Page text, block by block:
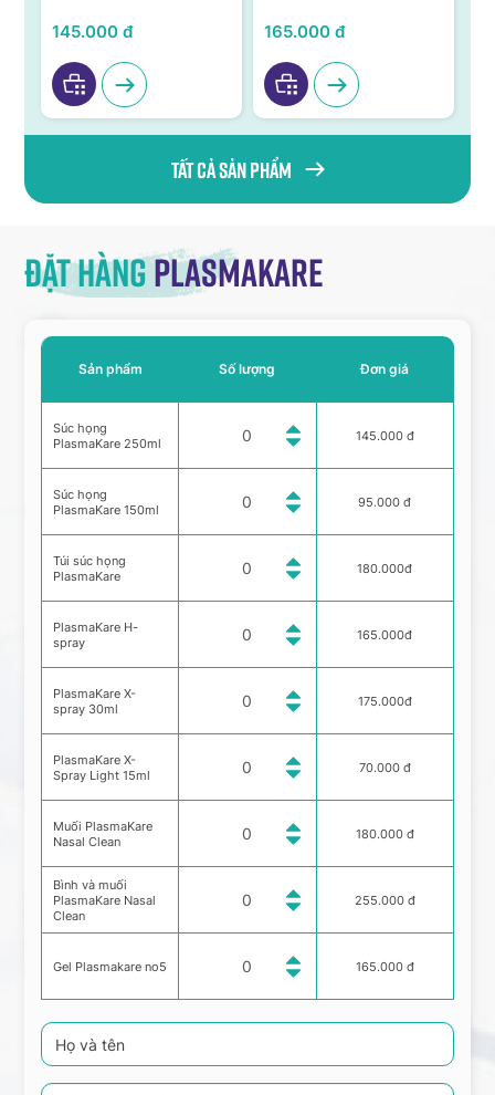
145.000 đ 165.000 đ
Tất cả sản phẩm
Đặt hàngPlasmakare
Sản phẩm
Súc họng
PlasmaKare 250ml
Súc họng
PlasmaKare 150ml
Túi súc họng
PlasmaKare
PlasmaKare H-
spray
PlasmaKare X-
spray 30ml
PlasmaKare X-
Spray Light 15ml
Muối PlasmaKare
Nasal Clean
Bình và muối
PlasmaKare Nasal
Clean
Gel Plasmakare no5
Số lượng Đơn giá
145.000 đ
95.000 đ
180.000đ
165.000đ
175.000đ
70.000 đ
180.000 đ
255.000 đ
165.000 đ